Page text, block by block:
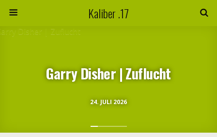
Kaliber .17
24. JULI 2026
Garry Disher | Zuflucht